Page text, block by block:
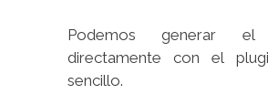
Podemos generar
directamente con el
sencillo.